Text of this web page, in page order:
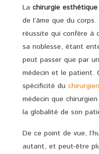
La chirurgie esthétique
de l’âme que du
réussite qui confère à
sa noblesse, étant
peut passer que par
médecin et le patient.
spécificité du
médecin que
la globalité de son
De ce point de vue,
autant, et peut-être